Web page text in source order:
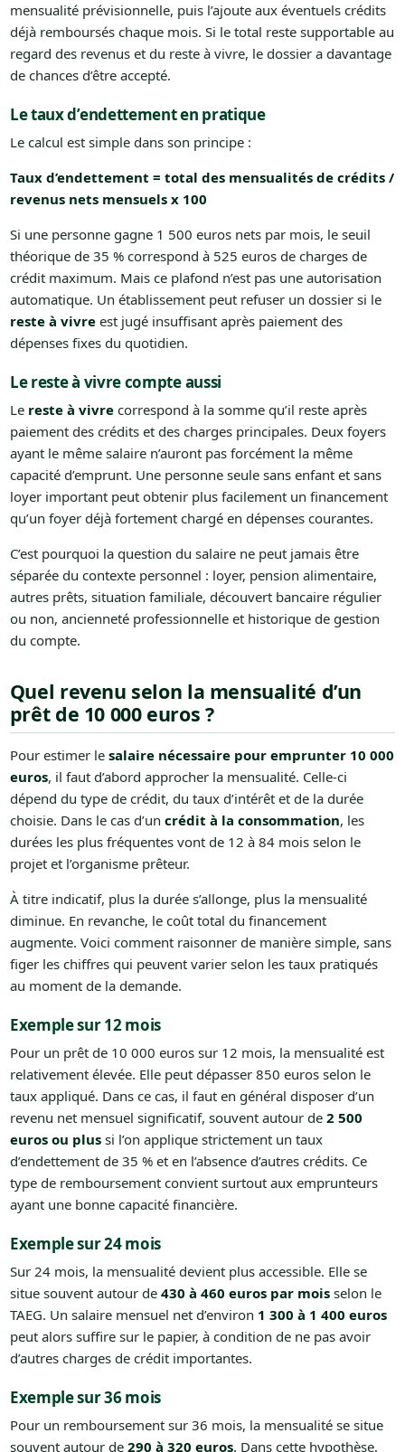
mensualité prévisionnelle, puis l’ajoute aux éventuels crédits
déjà remboursés chaque mois. Si le total reste supportable au
regard des revenus et du reste à vivre, le dossier a davantage
de chances d’être accepté.
Le taux d’endettement en pratique
Le calcul est simple dans son principe :
Taux d’endettement = total des mensualités de crédits /
revenus nets mensuels x 100
Si une personne gagne 1 500 euros nets par mois, le seuil
théorique de 35 % correspond à 525 euros de charges de
crédit maximum. Mais ce plafond n’est pas une autorisation
automatique. Un établissement peut refuser un dossier si le
reste à vivreest jugé insuffisant après paiement des
dépenses fixes du quotidien.
Le reste à vivre compte aussi
Le reste à vivrecorrespond à la somme qu’il reste après
paiement des crédits et des charges principales. Deux foyers
ayant le même salaire n’auront pas forcément la même
capacité d’emprunt. Une personne seule sans enfant et sans
loyer important peut obtenir plus facilement un financement
qu’un foyer déjà fortement chargé en dépenses courantes.
C’est pourquoi la question du salaire ne peut jamais être
séparée du contexte personnel : loyer, pension alimentaire,
autres prêts, situation familiale, découvert bancaire régulier
ou non, ancienneté professionnelle et historique de gestion
du compte.
Quel revenu selon la mensualité d’un
prêt de 10 000 euros ?
Pour estimer le salaire nécessaire pour emprunter 10 000
euros, il faut d’abord approcher la mensualité. Celle-ci
dépend du type de crédit, du taux d’intérêt et de la durée
choisie. Dans le cas d’un crédit à la consommation, les
durées les plus fréquentes vont de 12 à 84 mois selon le
projet et l’organisme prêteur.
À titre indicatif, plus la durée s’allonge, plus la mensualité
diminue. En revanche, le coût total du financement
augmente. Voici comment raisonner de manière simple, sans
figer les chiffres qui peuvent varier selon les taux pratiqués
au moment de la demande.
Exemple sur 12 mois
Pour un prêt de 10 000 euros sur 12 mois, la mensualité est
relativement élevée. Elle peut dépasser 850 euros selon le
taux appliqué. Dans ce cas, il faut en général disposer d’un
revenu net mensuel significatif, souvent autour de 2 500
euros ou plussi l’on applique strictement un taux
d’endettement de 35 % et en l’absence d’autres crédits. Ce
type de remboursement convient surtout aux emprunteurs
ayant une bonne capacité financière.
Exemple sur 24 mois
Sur 24 mois, la mensualité devient plus accessible. Elle se
situe souvent autour de 430 à 460 euros par moisselon le
TAEG. Un salaire mensuel net d’environ 1 300 à 1 400 euros
peut alors suffire sur le papier, à condition de ne pas avoir
d’autres charges de crédit importantes.
Exemple sur 36 mois
Pour un remboursement sur 36 mois, la mensualité se situe
souvent autour de 290 à 320 euros. Dans cette hypothèse,